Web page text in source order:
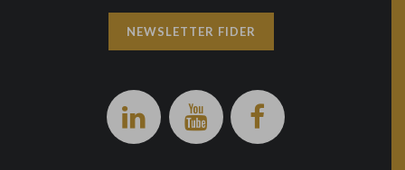
NEWSLETTER FIDER